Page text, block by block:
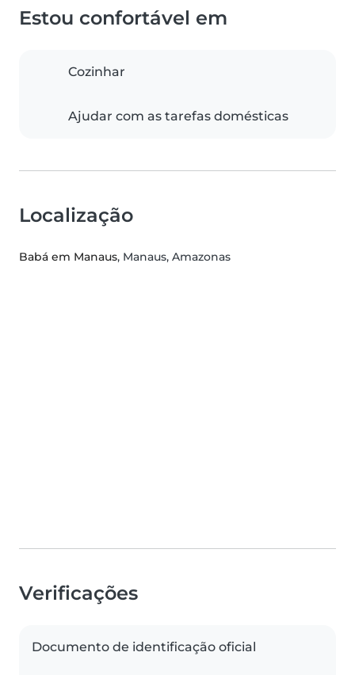
Estou confortável em
Cozinhar
Ajudar com as tarefas domésticas
Localização
Babá em Manaus, Manaus, Amazonas
Verificações
Documento de identificação oficial